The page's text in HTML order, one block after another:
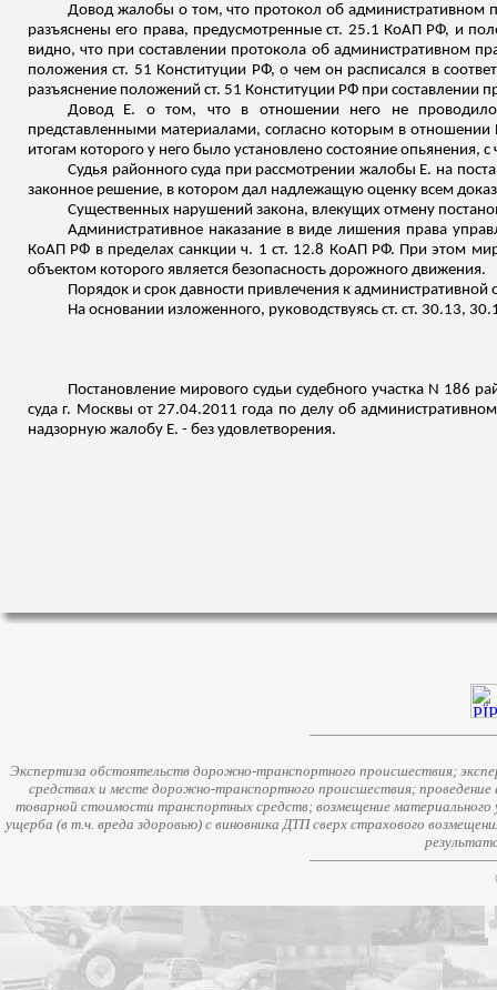
Довод жалобы о том, что протокол об административном
разъяснены его права, предусмотренные ст. 25.1 КоАП РФ, и
видно, что при составлении протокола об административном
положения ст. 51 Конституции РФ, о чем он расписался в
разъяснение положений ст. 51 Конституции РФ при
Довод Е. о том, что в отношении него не
представленными материалами, согласно которым в отношении
итогам которого у него было установлено состояние опьянения,
Судья районного суда при рассмотрении жалобы Е. на
законное решение, в котором дал надлежащую оценку всем
Существенных нарушений закона, влекущих отмену
Административное наказание в виде лишения права
КоАП РФ в пределах санкции ч. 1 ст. 12.8 КоАП РФ. При этом
объектом которого является безопасность дорожного движения.
Порядок и срок давности привлечения к административной
На основании изложенного, руководствуясь ст. ст. 30.13,
Постановление мирового судьи судебного участка N
суда г. Москвы от 27.04.2011 года по делу об
надзорную жалобу Е. - без удовлетворения.
Экспертиза обстоятельств дорожно-транспортного происшествия;
средствах и месте дорожно-транспортного происшествия;
товарной стоимости транспортных средств; возмещение
ущерба (в т.ч. вреда здоровью) с виновника ДТП сверх страхового